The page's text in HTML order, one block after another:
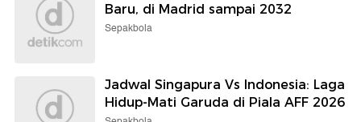
Baru, di Madrid sampai 2032
Sepakbola
Jadwal Singapura Vs Indonesia: Laga
Hidup-Mati Garuda di Piala AFF 2026